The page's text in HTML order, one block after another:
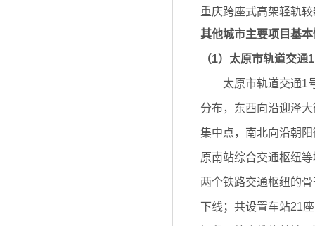
重庆跨座式高架轻轨
其他城市主要项目基
（1）太原市轨道交
太原市轨道交通1号
分布，东西向沿迎泽
集中点，南北向沿朝
原南站综合交通枢纽
两个铁路交通枢纽的
下线；共设置车站21